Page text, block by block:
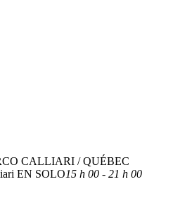
CALLIARI / QUÉBEC
EN SOLO15 h 00 - 21 h 00